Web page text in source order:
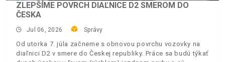
ZLEPŠÍME POVRCH DIAĽNICE D2 SMEROM DO
ČESKA
Jul 06, 2026 Správy
Od utorka 7. júla začneme s obnovou povrchu vozovky na
diaľnici D2 v smere do Českej republiky. Práce sa budú týkať